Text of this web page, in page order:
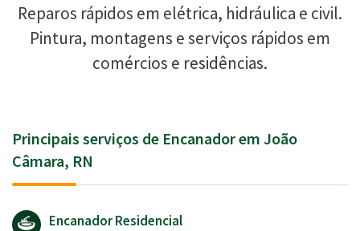
Reparos rápidos em elétrica, hidráulica e civil.
Pintura, montagens e serviços rápidos em
comércios e residências.
Principais serviços de Encanador em João
Câmara, RN
Encanador Residencial